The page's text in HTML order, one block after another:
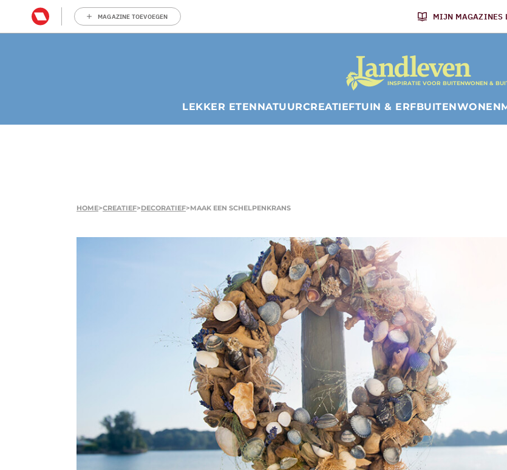
MAGAZINE TOEVOEGEN MIJN MAGAZINES
INSPIRATIE VOOR BUITENWONEN &
LEKKER ETENNATUURCREATIEFTUIN & ERFBUITENWONEN
HOME>CREATIEF>DECORATIEF>MAAK EEN SCHELPENKRANS